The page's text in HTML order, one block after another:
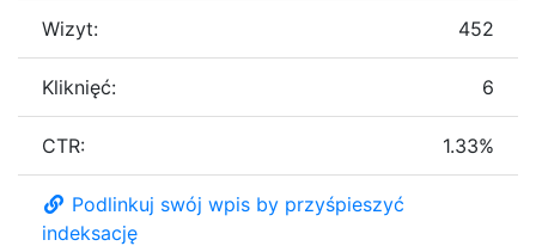
Wizyt: 452
Kliknięć: 6
CTR: 1.33%
Podlinkuj swój wpis by przyśpieszyć
indeksację